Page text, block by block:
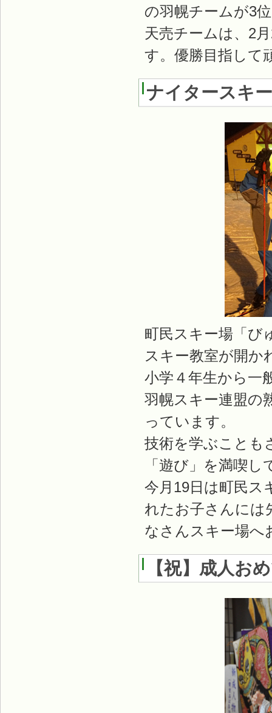
の羽幌チームが3
天売チームは、2
す。優勝目指して
ナイタースキ
町民スキー場「び
スキー教室が開か
小学４年生から一
羽幌スキー連盟の
っています。
技術を学ぶことも
「遊び」を満喫
今月19日は町民ス
れたお子さんには
なさんスキー場へ
【祝】成人お